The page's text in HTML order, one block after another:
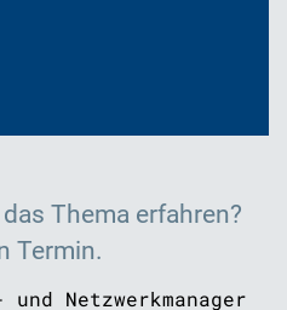
Thema erfahren?
Termin.
Netzwerkmanager